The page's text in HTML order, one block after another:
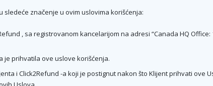
značenje u ovim uslovima korišćenja:
, sa registrovanom kancelarijom na adresi “Canada HQ
je prihvatila ove uslove korišćenja.
i Click2Refund -a koji je postignut nakon što Klijent prihvati